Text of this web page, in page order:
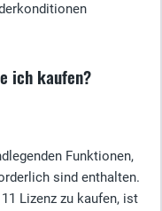
ich kaufen?
Funktionen,
sind enthalten.
Lizenz zu kaufen, ist